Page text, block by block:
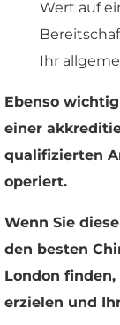
Wert auf
Ihr
Ebenso
einer
qualifizierten
operiert.
Wenn Sie
den besten
London
erzielen und